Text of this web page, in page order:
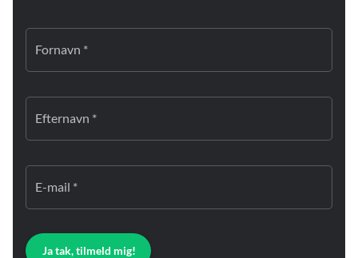
Fornavn *
Efternavn *
E-mail *
Ja tak, tilmeld mig!